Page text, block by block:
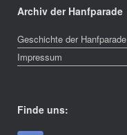
Archiv der Hanfparade
Geschichte der Hanfparade
Impressum
Finde uns: